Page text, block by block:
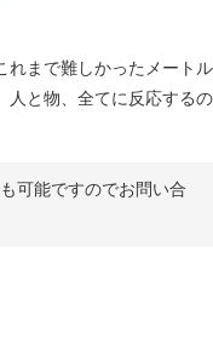
れまで難しかったメートル
人と物、全てに反応するの
可能ですのでお問い合